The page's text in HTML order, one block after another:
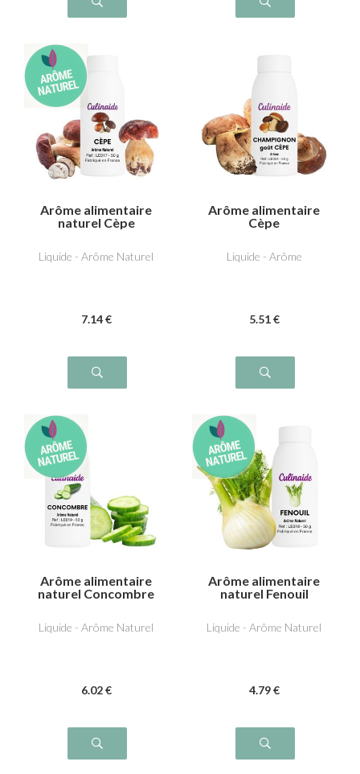
Arôme alimentaire
naturel Cèpe
Liquide - Arôme Naturel
7.14 €
Arôme alimentaire
Cèpe
Liquide - Arôme
5.51 €
Arôme alimentaire
naturel Concombre
Liquide - Arôme Naturel
6.02 €
Arôme alimentaire
naturel Fenouil
Liquide - Arôme Naturel
4.79 €